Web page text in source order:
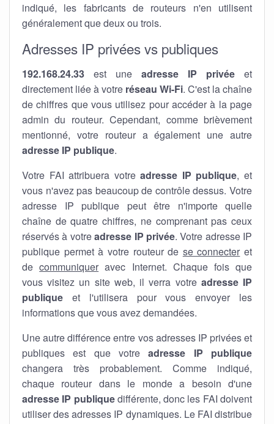
indiqué, les fabricants de routeurs n'en utilisent
généralement que deux ou trois.
Adresses IP privées vs publiques
192.168.24.33 est une adresse IP privée et
directement liée à votre réseau Wi-Fi. C'est la chaîne
de chiffres que vous utilisez pour accéder à la page
admin du routeur. Cependant, comme brièvement
mentionné, votre routeur a également une autre
adresse IP publique.
Votre FAI attribuera votreadresse IP publique, et
vous n'avez pas beaucoup de contrôle dessus. Votre
adresse IP publique peut être n'importe quelle
chaîne de quatre chiffres, ne comprenant pas ceux
réservés à votreadresse IP privée. Votre adresse IP
publique permet à votre routeur de se connecter et
decommuniquer avec Internet. Chaque fois que
vous visitez un site web, il verra votre adresse IP
publique et l'utilisera pour vous envoyer les
informations que vous avez demandées.
Une autre différence entre vos adresses IP privées et
publiques est que votreadresse IP publique
changera très probablement. Comme indiqué,
chaque routeur dans le monde a besoin d'une
adresse IP publiquedifférente, donc les FAI doivent
utiliser des adresses IP dynamiques. Le FAI distribue